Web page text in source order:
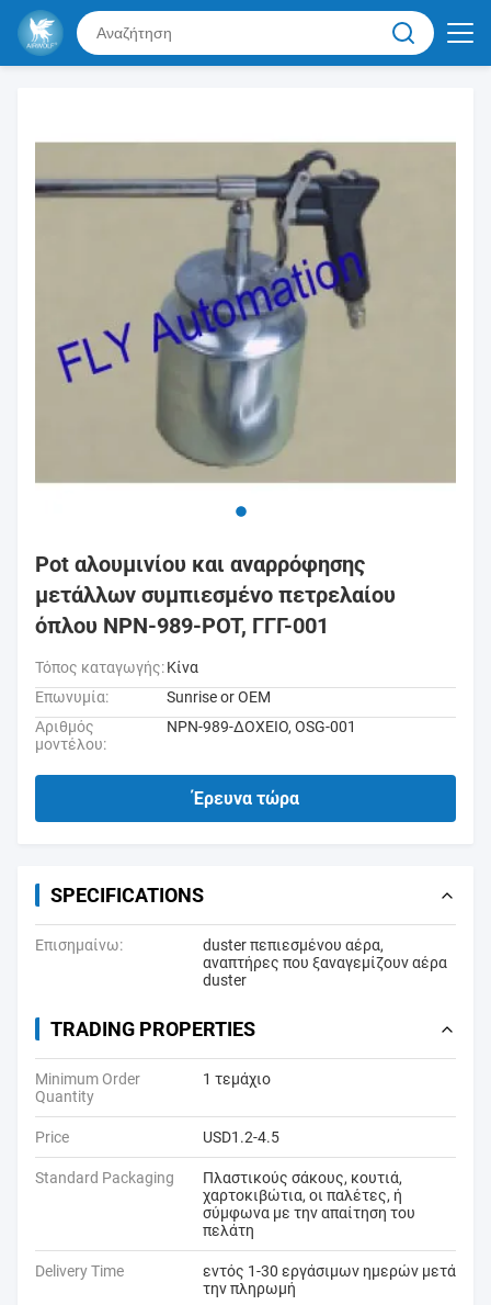
Pot αλουμινίου και αναρρόφησης
μετάλλων συμπιεσμένο πετρελαίου
όπλου NPN-989-POT, ΓΓΓ-001
Τόπος καταγωγής:Κίνα
Επωνυμία:
Sunrise or OEM
Αριθμός
μοντέλου:
NPN-989-ΔΟΧΕΙΟ, OSG-001
Έρευνα τώρα
SPECIFICATIONS
Επισημαίνω: duster πεπιεσμένου αέρα,
αναπτήρες που ξαναγεμίζουν αέρα
duster
TRADING PROPERTIES
Minimum Order
Quantity
1 τεμάχιο
Price USD1.2-4.5
Standard Packaging
Πλαστικούς σάκους, κουτιά,
χαρτοκιβώτια, οι παλέτες, ή
σύμφωνα με την απαίτηση του
πελάτη
Delivery Time
εντός 1-30 εργάσιμων ημερών μετά
την πληρωμή